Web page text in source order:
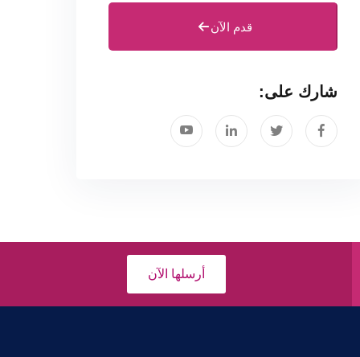
قدم الآن
شارك على:
أرسلها الآن